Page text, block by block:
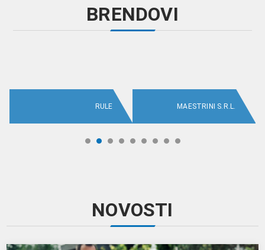
BRENDOVI
RULE MAESTRINI S.R.L.
NOVOSTI